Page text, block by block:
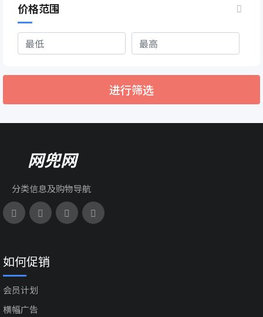
价格范围
进行筛选
网兜网
分类信息及购物导航
如何促销
会员计划
横幅广告